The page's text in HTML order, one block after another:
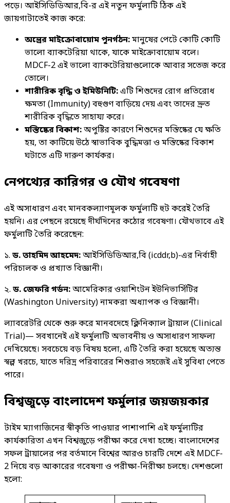
পড়ে। আইসিডিডিআর,বি-র এই নতুন ফর্মুলাটি ঠিক এই
জায়গাটাতেই কাজ করে:
অন্ত্রের মাইক্রোবায়োম পুনর্গঠন:মানুষের পেটে কোটি কোটি
ভালো ব্যাকটেরিয়া থাকে, যাকে মাইক্রোবায়োম বলে।
MDCF-2 এই ভালো ব্যাকটেরিয়াগুলোকে আবার সতেজ করে
তোলে।
শারীরিক বৃদ্ধি ও ইমিউনিটি:এটি শিশুদের রোগ প্রতিরোধ
ক্ষমতা (Immunity) বহুগুণ বাড়িয়ে দেয় এবং তাদের দ্রুত
শারীরিক বৃদ্ধিতে সাহায্য করে।
মস্তিষ্কের বিকাশ:অপুষ্টির কারণে শিশুদের মস্তিষ্কের যে ক্ষতি
হয়, তা কাটিয়ে উঠে স্বাভাবিক বুদ্ধিমত্তা ও মস্তিষ্কের বিকাশ
ঘটাতে এটি দারুণ কার্যকর।
নেপথ্যের কারিগর ও যৌথ গবেষণা
এই অসাধারণ এবং মানবকল্যাণমূলক ফর্মুলাটি হুট করেই তৈরি
হয়নি। এর পেছনে রয়েছে দীর্ঘদিনের কঠোর গবেষণা। যৌথভাবে এই
ফর্মুলাটি তৈরি করেছেন:
১. ড. তাহমিদ আহমেদ:আইসিডিডিআর,বি (icddr,b)-এর নির্বাহী
পরিচালক ও প্রখ্যাত বিজ্ঞানী।
২. ড. জেফরি গর্ডন:আমেরিকার ওয়াশিংটন ইউনিভার্সিটির
(Washington University) নামকরা অধ্যাপক ও বিজ্ঞানী।
ল্যাবরেটরি থেকে শুরু করে মানবদেহে ক্লিনিক্যাল ট্রায়াল (Clinical
Trial)— সবখানেই এই ফর্মুলাটি অভাবনীয় ও অসাধারণ সাফল্য
দেখিয়েছে। সবচেয়ে বড় বিষয় হলো, এটি তৈরি করা হয়েছে অত্যন্ত
স্বল্প খরচে, যাতে দরিদ্র পরিবারের শিশুরাও সহজেই এই সুবিধা পেতে
পারে।
বিশ্বজুড়ে বাংলাদেশ ফর্মুলার জয়জয়কার
টাইম ম্যাগাজিনের স্বীকৃতি পাওয়ার পাশাপাশি এই ফর্মুলাটির
কার্যকারিতা এখন বিশ্বজুড়ে পরীক্ষা করে দেখা হচ্ছে। বাংলাদেশের
সফল ট্রায়ালের পর বর্তমানে বিশ্বের আরও চারটি দেশে এই MDCF-
2 নিয়ে বড় আকারের গবেষণা ও পরীক্ষা-নিরীক্ষা চলছে। দেশগুলো
হলো: